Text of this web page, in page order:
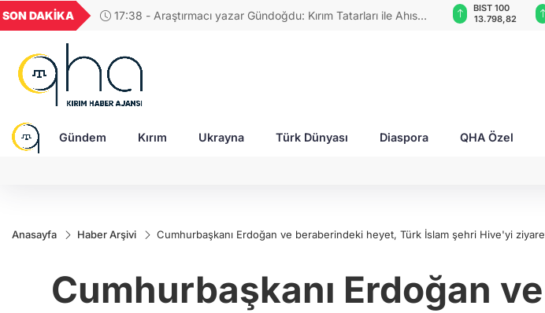
SON DAKİKA
17:38 - Araştırmacı yazar Gündoğdu: Kırım Tatarları ile Ahıska
GEL
18,1976
16,2301
28,0626
0,0018
6.489,79
BIST 100
13.798,82
Gündem Kırım Ukrayna Türk Dünyası Diaspora QHA Özel
Anasayfa Haber Arşivi Cumhurbaşkanı Erdoğan ve beraberindeki heyet, Türk İslam şehri Hive'yi
Cumhurbaşkanı Erdoğan